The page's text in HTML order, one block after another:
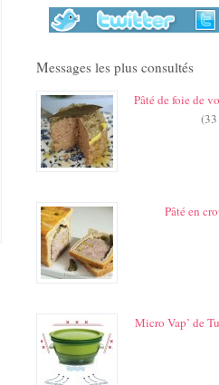
Messages les plus consultés
Pâté de foie de
Pâté en
Micro Vap’ de